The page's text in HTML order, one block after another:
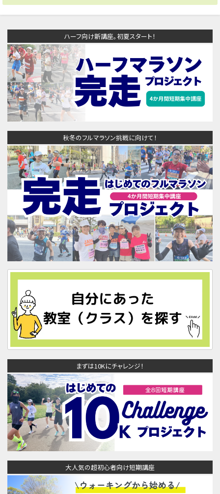
ハーフ向け新講座。初夏スタート！
秋冬のフルマラソン挑戦に向けて！
まずは10Kにチャレンジ！
大人気の超初心者向け短期講座